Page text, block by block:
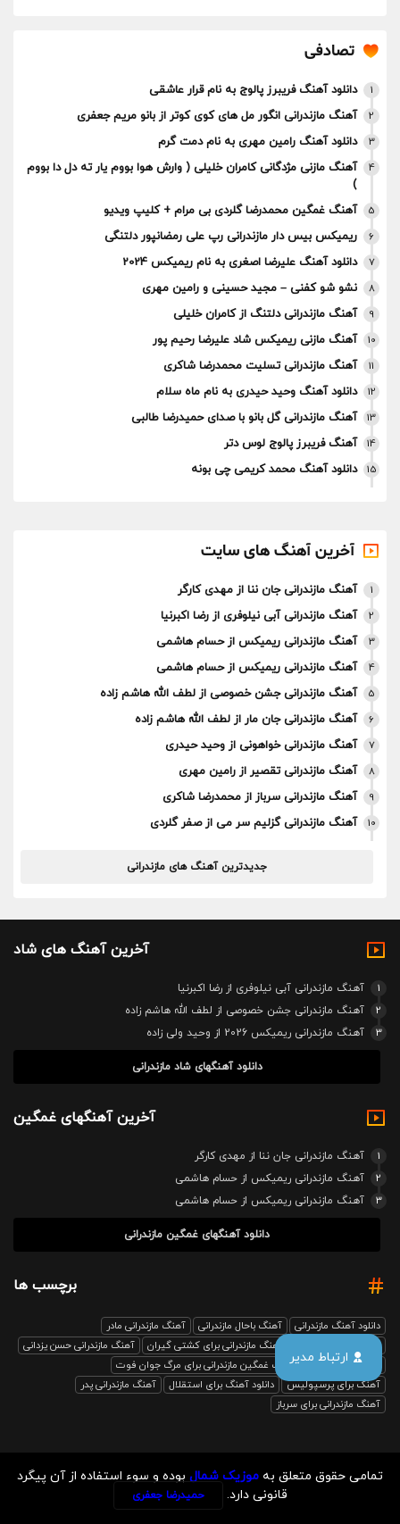
ارتباط مدیر
تصادفی
1 دانلود آهنگ فریبرز پالوج به نام قرار عاشقی
2 آهنگ مازندرانی انگور مل های کوی کوتر از بانو مریم جعفری
3 دانلود آهنگ رامین مهری به نام دمت گرم
4
آهنگ مازنی مژدگانی کامران خلیلی ( وارش هوا بووم یار ته دل دا بووم
)
5 آهنگ غمگین محمدرضا گلردی بی مرام + کلیپ ویدیو
6 ریمیکس بیس دار مازندرانی رپ علی رمضانپور دلتنگی
7 دانلود آهنگ علیرضا اصغری به نام ریمیکس 2024
8 نشو شو کفنی – مجید حسینی و رامین مهری
9 آهنگ مازندرانی دلتنگ از کامران خلیلی
10 آهنگ مازنی ریمیکس شاد علیرضا رحیم پور
11 آهنگ مازندرانی تسلیت محمدرضا شاکری
12 دانلود آهنگ وحید حیدری به نام ماه سلام
13 آهنگ مازندرانی گل بانو با صدای حمیدرضا طالبی
14 آهنگ فریبرز پالوج لوس دتر
15 دانلود آهنگ محمد کریمی چی بونه
آخرین آهنگ های سایت
1 آهنگ مازندرانی جان ننا از مهدی کارگر
2 آهنگ مازندرانی آبی نیلوفری از رضا اکبرنیا
3 آهنگ مازندرانی ریمیکس از حسام هاشمی
4 آهنگ مازندرانی ریمیکس از حسام هاشمی
5 آهنگ مازندرانی جشن خصوصی از لطف الله هاشم زاده
6 آهنگ مازندرانی جان مار از لطف الله هاشم زاده
7 آهنگ مازندرانی خواهونی از وحید حیدری
8 آهنگ مازندرانی تقصیر از رامین مهری
9 آهنگ مازندرانی سرباز از محمدرضا شاکری
10 آهنگ مازندرانی گزلیم سر می از صفر گلردی
جدیدترین آهنگ های مازندرانی
آخرین آهنگ های شاد
1
آهنگ مازندرانی آبی نیلوفری از رضا اکبرنیا
2
آهنگ مازندرانی جشن خصوصی از لطف الله هاشم زاده
3
آهنگ مازندرانی ریمیکس 2026 از وحید ولی زاده
دانلود آهنگهای شاد مازندرانی
آخرین آهنگهای غمگین
1
آهنگ مازندرانی جان ننا از مهدی کارگر
2
آهنگ مازندرانی ریمیکس از حسام هاشمی
3
آهنگ مازندرانی ریمیکس از حسام هاشمی
دانلود آهنگهای غمگین مازندرانی
برچسب ها
دانلود آهنگ مازندرانی آهنگ باحال مازندرانی
آهنگ مازندرانی مادر
آهنگ مازندرانی برای کشتی گیران
آهنگ مازندرانی حسن یزدانی
بابل صدا ریمیکس
آهنگ غمگین مازندرانی برای مرگ جوان فوت
آهنگ برای پرسپولیس
دانلود آهنگ برای استقلال
آهنگ مازندرانی پدر
آهنگ مازندرانی برای سرباز
تمامی حقوق متعلق به موزیک شمال بوده و سوء استفاده از آن پیگرد
قانونی دارد.
حمیدرضا جعفری